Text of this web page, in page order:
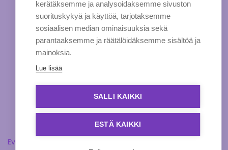
Evästeasetukset
kerätäksemme ja analysoidaksemme sivuston
suorituskykyä ja käyttöä, tarjotaksemme
sosiaalisen median ominaisuuksia sekä
parantaaksemme ja räätälöidäksemme sisältöä ja
mainoksia.
Lue lisää
SALLI KAIKKI
ESTÄ KAIKKI